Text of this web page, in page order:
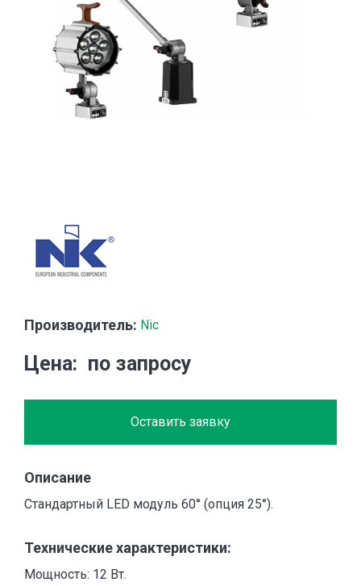
Производитель: Nic
Цена по запросу
Оставить заявку
Описание
Стандартный LED модуль 60° (опция 25°).
Технические характеристики:
Мощность: 12 Вт.